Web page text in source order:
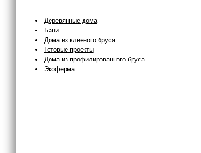
Деревянные дома
Бани
Дома из клееного бруса
Готовые проекты
Дома из профилированного бруса
Экоферма